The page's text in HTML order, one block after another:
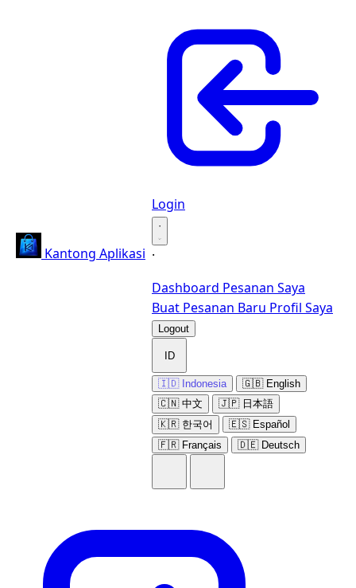
Kantong Aplikasi
Login
·
·
Dashboard Pesanan Saya
Buat Pesanan Baru Profil Saya
Logout
ID
🇮🇩 Indonesia
🇬🇧 English
🇨🇳 中文
🇯🇵 日本語
🇰🇷 한국어
🇪🇸 Español
🇫🇷 Français
🇩🇪 Deutsch